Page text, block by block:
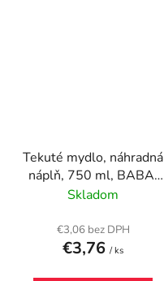
Tekuté mydlo, náhradná
náplň, 750 ml, BABA,
eukalyptus
Skladom
€3,06 bez DPH
€3,76 / ks